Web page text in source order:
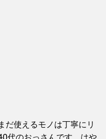
だ使えるモノは丁寧にリ
代のおっさんです。はや